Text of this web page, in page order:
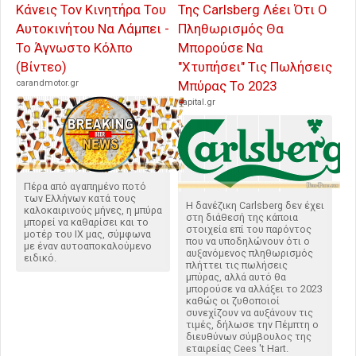
Κάνεις Τον Κινητήρα Του
Αυτοκινήτου Να Λάμπει -
Το Άγνωστο Κόλπο
(Βίντεο)
carandmotor.gr
Πέρα από αγαπημένο ποτό
των Ελλήνων κατά τους
καλοκαιρινούς μήνες, η μπύρα
μπορεί να καθαρίσει και το
μοτέρ του ΙΧ μας, σύμφωνα
με έναν αυτοαποκαλούμενο
ειδικό.
Της Carlsberg Λέει Ότι Ο
Πληθωρισμός Θα
Μπορούσε Να
"Χτυπήσει" Τις Πωλήσεις
Μπύρας Το 2023
capital.gr
Η δανέζικη Carlsberg δεν έχει
στη διάθεσή της κάποια
στοιχεία επί του παρόντος
που να υποδηλώνουν ότι ο
αυξανόμενος πληθωρισμός
πλήττει τις πωλήσεις
μπύρας, αλλά αυτό θα
μπορούσε να αλλάξει το 2023
καθώς οι ζυθοποιοί
συνεχίζουν να αυξάνουν τις
τιμές, δήλωσε την Πέμπτη ο
διευθύνων σύμβουλος της
εταιρείας Cees 't Hart.